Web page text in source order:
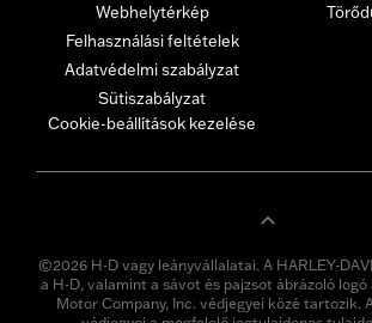
Webhelytérkép
Felhasználási feltételek
Adatvédelmi szabályzat
Sütiszabályzat
Cookie-beállítások kezelése
©2026 H-D vagy leányvállalatai. A HARLEY-
a H-D, valamint a sávot és pajzsot ábrázoló
Motor Company, Inc. védjegyei közé tartozik.